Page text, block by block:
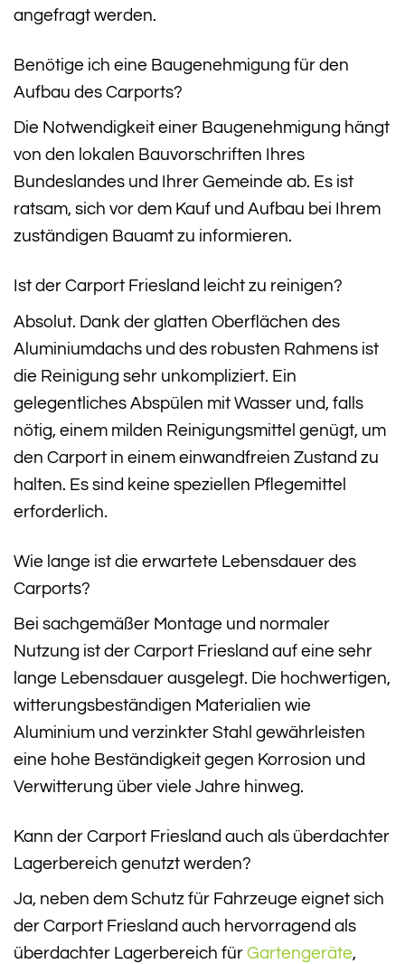
angefragt werden.
Benötige ich eine Baugenehmigung für den
Aufbau des Carports?
Die Notwendigkeit einer Baugenehmigung hängt
von den lokalen Bauvorschriften Ihres
Bundeslandes und Ihrer Gemeinde ab. Es ist
ratsam, sich vor dem Kauf und Aufbau bei Ihrem
zuständigen Bauamt zu informieren.
Ist der Carport Friesland leicht zu reinigen?
Absolut. Dank der glatten Oberflächen des
Aluminiumdachs und des robusten Rahmens ist
die Reinigung sehr unkompliziert. Ein
gelegentliches Abspülen mit Wasser und, falls
nötig, einem milden Reinigungsmittel genügt, um
den Carport in einem einwandfreien Zustand zu
halten. Es sind keine speziellen Pflegemittel
erforderlich.
Wie lange ist die erwartete Lebensdauer des
Carports?
Bei sachgemäßer Montage und normaler
Nutzung ist der Carport Friesland auf eine sehr
lange Lebensdauer ausgelegt. Die hochwertigen,
witterungsbeständigen Materialien wie
Aluminium und verzinkter Stahl gewährleisten
eine hohe Beständigkeit gegen Korrosion und
Verwitterung über viele Jahre hinweg.
Kann der Carport Friesland auch als überdachter
Lagerbereich genutzt werden?
Ja, neben dem Schutz für Fahrzeuge eignet sich
der Carport Friesland auch hervorragend als
überdachter Lagerbereich für Gartengeräte,